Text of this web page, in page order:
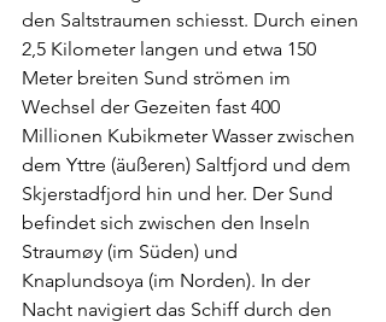
den Saltstraumen schiesst. Durch einen
2,5 Kilometer langen und etwa 150
Meter breiten Sund strömen im
Wechsel der Gezeiten fast 400
Millionen Kubikmeter Wasser zwischen
dem Yttre (äußeren) Saltfjord und dem
Skjerstadfjord hin und her. Der Sund
befindet sich zwischen den Inseln
Straumøy (im Süden) und
Knaplundsoya (im Norden). In der
Nacht navigiert das Schiff durch den